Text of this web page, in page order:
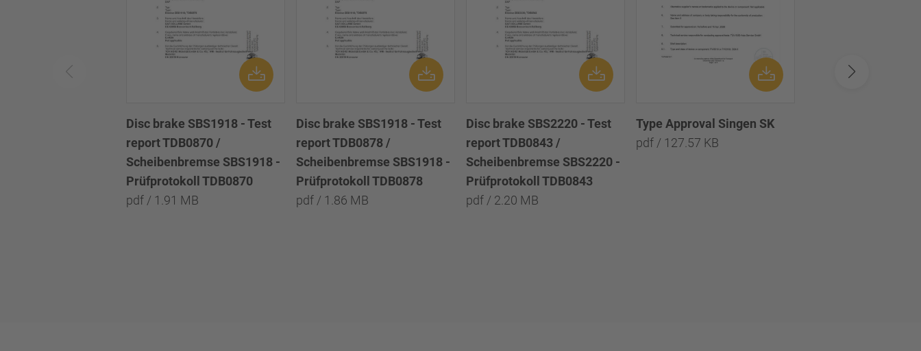
Disc brake SBS1918 - Test
report TDB0870 /
Scheibenbremse SBS1918 -
Prüfprotokoll TDB0870
pdf / 1.91 MB
Disc brake SBS1918 - Test
report TDB0878 /
Scheibenbremse SBS1918 -
Prüfprotokoll TDB0878
pdf / 1.86 MB
Disc brake SBS2220 - Test
report TDB0843 /
Scheibenbremse SBS2220 -
Prüfprotokoll TDB0843
pdf / 2.20 MB
Type Approval Singen SK
pdf / 127.57 KB